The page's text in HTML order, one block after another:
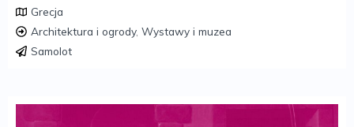
Grecja
Architektura i ogrody, Wystawy i muzea
Samolot